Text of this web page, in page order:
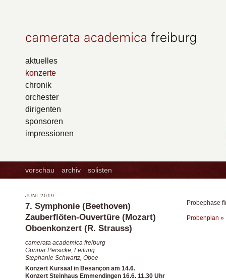
aktuelles
konzerte
chronik
orchester
dirigenten
sponsoren
impressionen
vorschau archiv solisten
JUNI 2019
7. Symphonie (Beethoven)
Zauberflöten-Ouvertüre (Mozart)
Oboenkonzert (R. Strauss)
camerata academica freiburg
Gunnar Persicke, Leitung
Stephanie Schwartz, Oboe
Konzert Kursaal in Besançon am 14.6.
Konzert Steinhaus Emmendingen 16.6. 11.30 Uhr
Probephase
Probenplan »